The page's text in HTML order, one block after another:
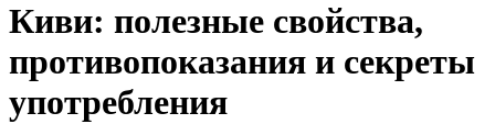
Киви: полезные свойства,
противопоказания и секреты
употребления